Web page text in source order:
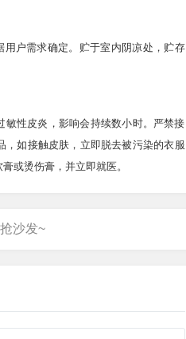
户需求确定。贮于室内阴凉处，贮存
性皮炎，影响会持续数小时。严禁接
，如接触皮肤，立即脱去被污染的衣服
或烫伤膏，并立即就医。